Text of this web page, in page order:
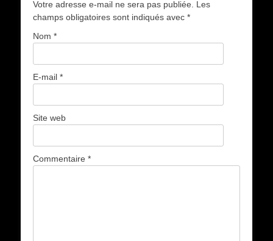
Votre adresse e-mail ne sera pas publiée.
Les
champs obligatoires sont indiqués avec *
Nom *
E-mail *
Site web
Commentaire *